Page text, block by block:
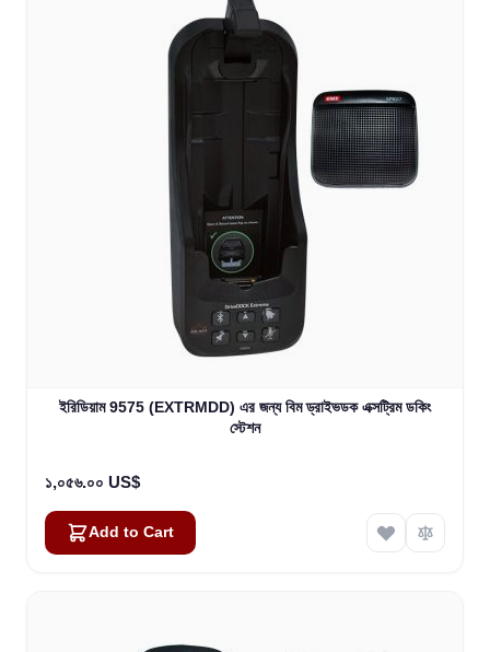
ইরিডিয়াম 9575 (EXTRMDD) এর জন্য বিম ড্রাইভডক এক্সট্রিম ডকিং
স্টেশন
১,০৫৬.০০ US$
Add to Cart